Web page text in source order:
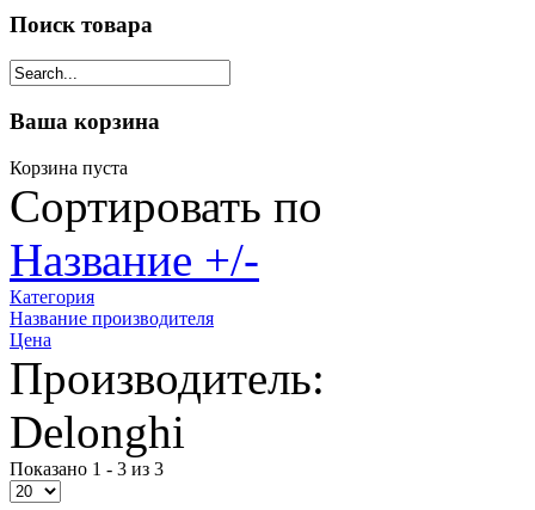
Поиск товара
Ваша корзина
Корзина пуста
Сортировать по
Название +/-
Категория
Название производителя
Цена
Производитель:
Delonghi
Показано 1 - 3 из 3